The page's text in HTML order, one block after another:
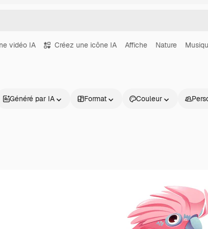
vidéo IA Créez une icône IA Affiche Nature
Généré par IA Format Couleur
Commencer